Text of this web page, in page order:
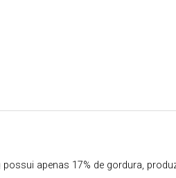
possui apenas 17% de gordura,